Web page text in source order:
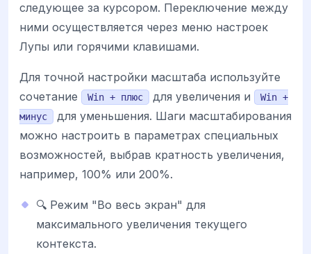
следующее за курсором. Переключение между
ними осуществляется через меню настроек
Лупы или горячими клавишами.
Для точной настройки масштаба используйте
сочетание
Win + плюс для увеличения и
Win +
минус
для уменьшения. Шаги масштабирования
можно настроить в параметрах специальных
возможностей, выбрав кратность увеличения,
например, 100% или 200%.
🔍 Режим "Во весь экран" для
максимального увеличения текущего
контекста.